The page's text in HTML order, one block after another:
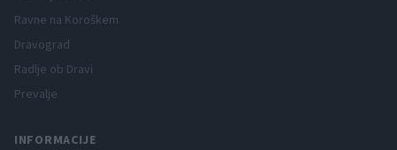
Ravne na Koroškem
Dravograd
Radlje ob Dravi
Prevalje
INFORMACIJE